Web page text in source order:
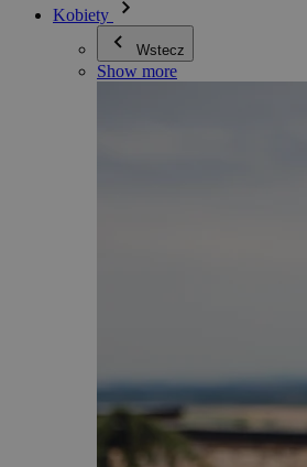
Kobiety
Wstecz
Show more